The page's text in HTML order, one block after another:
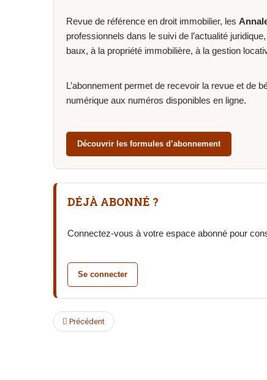
Revue de référence en droit immobilier, les
professionnels dans le suivi de l’actualité
baux, à la propriété immobilière, à la gestion
L’abonnement permet de recevoir la revue et de
numérique aux numéros disponibles en ligne.
Découvrir les formules d’abonnement
DÉJÀ ABONNÉ ?
Connectez-vous à votre espace abonné pour
Se connecter
Précédent